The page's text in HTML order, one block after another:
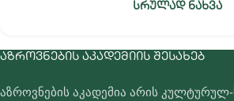
ᲡᲠᲣᲚᲐᲓ ᲜᲐᲮᲕᲐ
ᲐᲖᲠᲝᲕᲜᲔᲑᲘᲡ ᲐᲙᲐᲓᲔᲛᲘᲘᲡ ᲨᲔᲡᲐᲮᲔᲑ
აზროვნების აკადემია არის